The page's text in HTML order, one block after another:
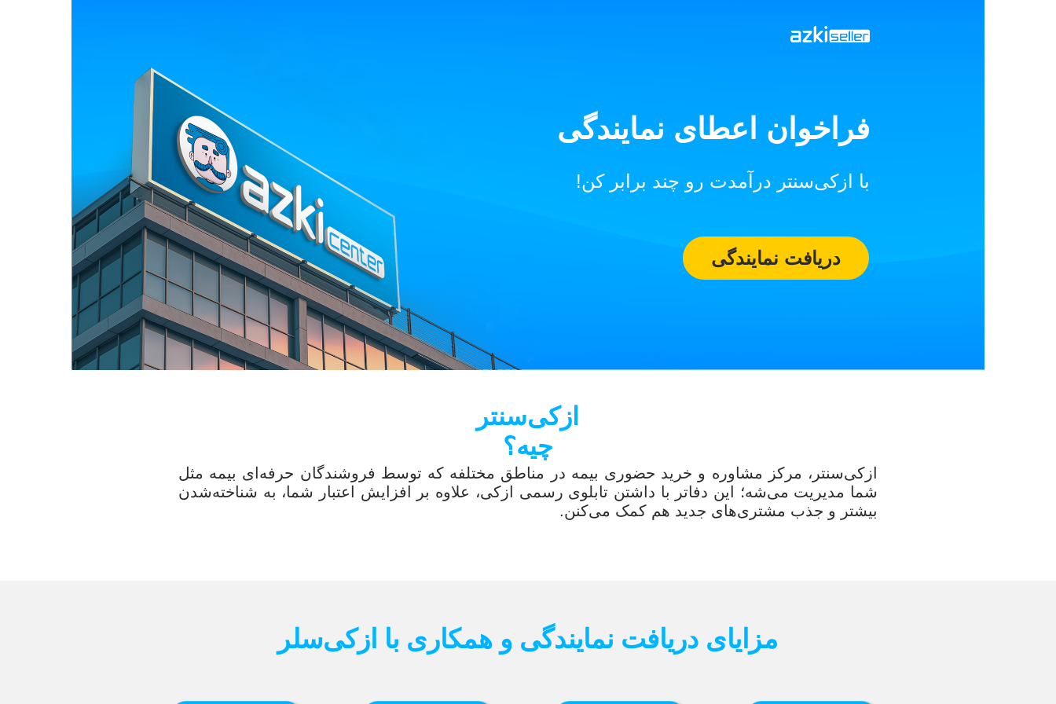
فراخوان اعطای نمایندگی
با ازکی‌سنتر درآمدت رو چند برابر کن!
دریافت نمایندگی
ازکی‌سنتر
چیه؟
ازکی‌سنتر، مرکز مشاوره و خرید حضوری بیمه در مناطق مختلفه که توسط فروشندگان حرفه‌ای بیمه مثل
شما مدیریت می‌شه؛ این دفاتر با داشتن تابلوی رسمی ازکی، علاوه بر افزایش اعتبار شما، به شناخته‌شدن
بیشتر و جذب مشتری‌های جدید هم کمک می‌کنن.
مزایای دریافت نمایندگی و همکاری با ازکی‌سلر